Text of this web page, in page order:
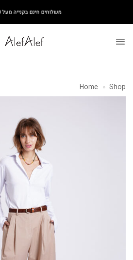
content
משלוחים חינם בקנייה מעל ₪500
Home » Shop